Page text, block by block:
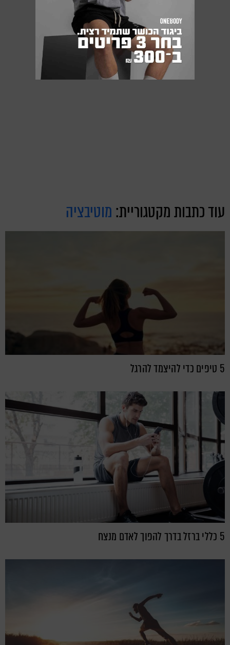
עוד כתבות מקטגוריית: מוטיבציה
5 טיפים כדי להיצמד להרגל
5 כללי ברזל בדרך להפוך לאדם מנצח